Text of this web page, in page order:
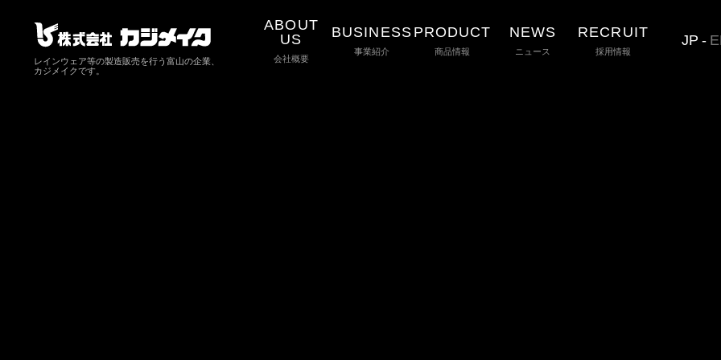
レインウェア等の製造販売を行う富山の企業、
カジメイクです。
ABOUT
US
会社概要
BUSINESS
事業紹介
PRODUCT
商品情報
NEWS
ニュース
RECRUIT
採用情報
JP -